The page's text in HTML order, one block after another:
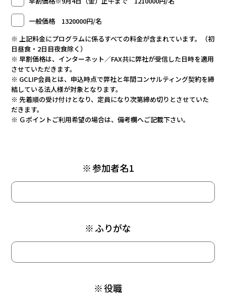
一般価格 1320000円/名
※ 上記料金にプログラムに係るすべての料金が含まれています。（初
日昼食・2日目夜食除く）
※ 早割価格は、インターネット／FAX共に弊社が受信した日時を適用
させていただきます。
※ GCLIP会員とは、申込時点で弊社と年間コンサルティング契約を締
結している法人様が対象となります。
※ 先着順の受け付けとなり、定員になり次第締め切りとさせていた
だきます。
※ Ｇポイントご利用希望の場合は、備考欄へご記載下さい。
参加者名1
※
ふりがな
※
役職
※